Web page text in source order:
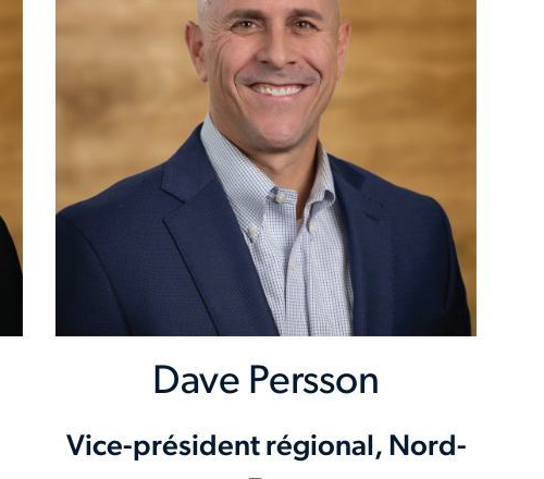
Dave Persson
Vice-président régional, Nord-